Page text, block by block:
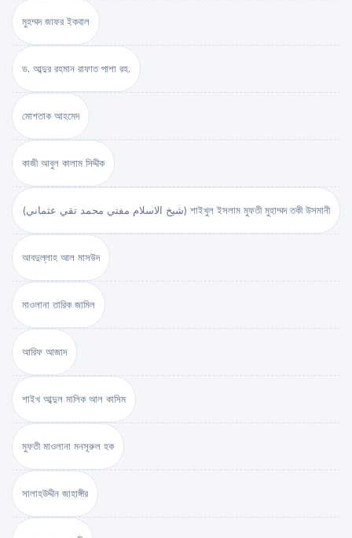
মুহম্মদ জাফর ইকবাল
ড. আব্দুর রহমান রাফাত পাশা রহ.
মোশতাক আহমেদ
কাজী আবুল কালাম সিদ্দীক
(شيخ الاسلام مفتي محمد تقي عثماني) শাইখুল ইসলাম মুফতী মুহাম্মদ তকী উসমানী
আবদুল্লাহ আল মাসউদ
মাওলানা তারিক জামিল
আরিফ আজাদ
শাইখ আব্দুল মালিক আল কাসিম
মুফতী মাওলানা মনসূরুল হক
সালাহউদ্দীন জাহাঙ্গীর